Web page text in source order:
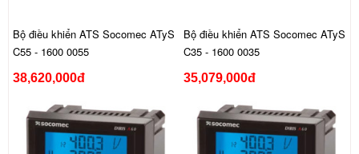
Bộ điều khiển ATS Socomec ATyS
C55 - 1600 0055
38,620,000đ
Bộ điều khiển ATS Socomec ATyS
C35 - 1600 0035
35,079,000đ